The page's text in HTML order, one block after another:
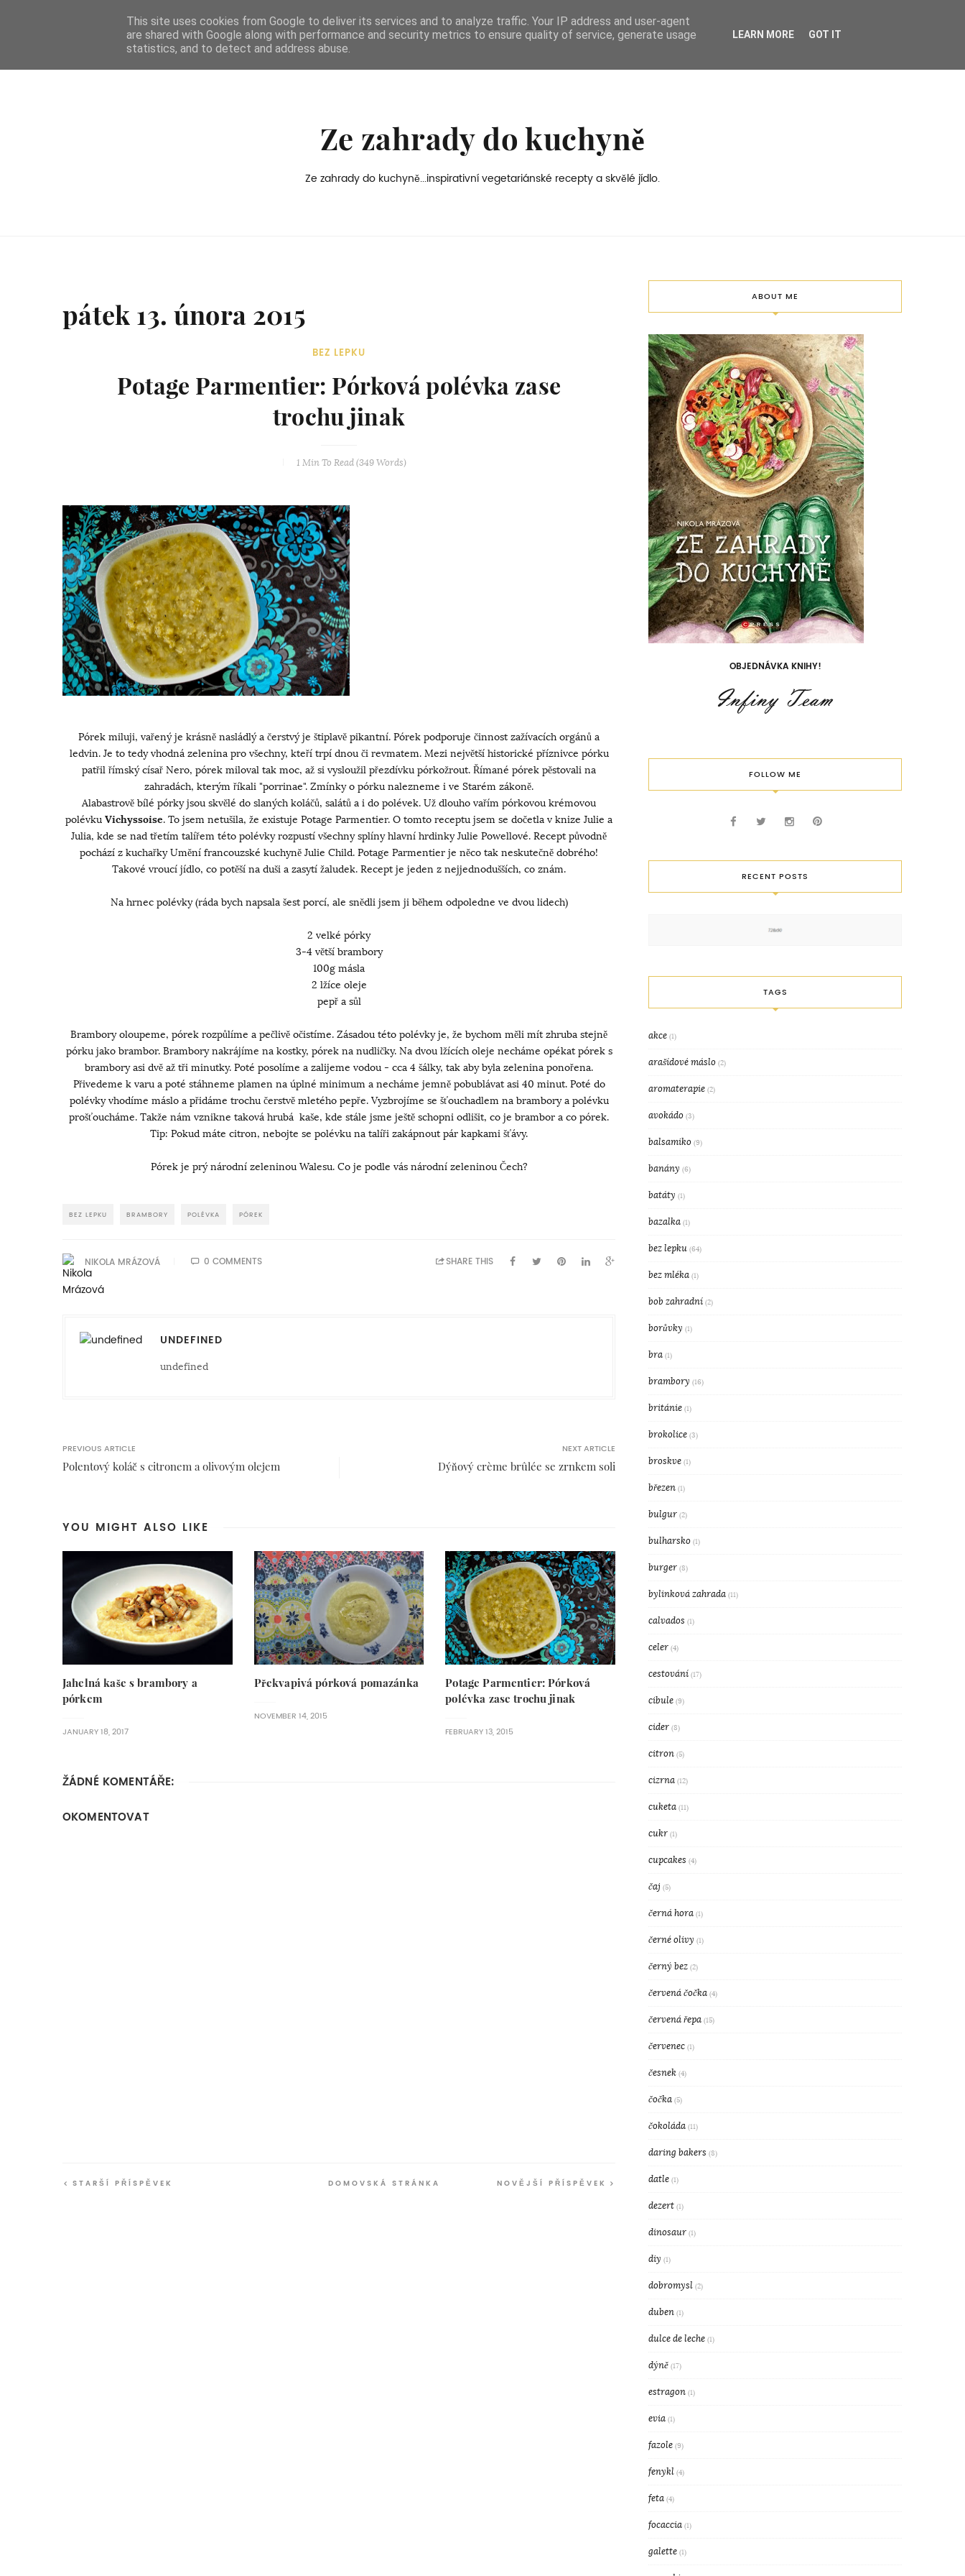
BOXEDVERSION
Ze zahrady do kuchyně
Ze zahrady do kuchyně...inspirativní vegetariánské recepty a skvělé jídlo.
pátek 13. února 2015
BEZ LEPKU
Potage Parmentier: Pórková polévka zase
trochu jinak
1 MinTo Read (349Words)
Pórek miluji, vařený je krásně nasládlý a čerstvý je štiplavě pikantní. Pórek podporuje činnost zažívacích orgánů a
ledvin. Je to tedy vhodná zelenina pro všechny, kteří trpí dnou či revmatem. Mezi největší historické příznivce pórku
patřil římský císař Nero, pórek miloval tak moc, až si vysloužil přezdívku pórkožrout. Římané pórek pěstovali na
zahradách, kterým říkali "porrinae". Zmínky o pórku nalezneme i ve Starém zákoně.
Alabastrově bílé pórky jsou skvělé do slaných koláčů, salátů a i do polévek. Už dlouho vařím pórkovou krémovou
polévku Vichyssoise. To jsem netušila, že existuje Potage Parmentier. O tomto receptu jsem se dočetla v knize Julie a
Julia, kde se nad třetím talířem této polévky rozpustí všechny splíny hlavní hrdinky Julie Powellové. Recept původně
pochází z kuchařky Umění francouzské kuchyně Julie Child. Potage Parmentier je něco tak neskutečně dobrého!
Takové vroucí jídlo, co potěší na duši a zasytí žaludek. Recept je jeden z nejjednodušších, co znám.
Na hrnec polévky (ráda bych napsala šest porcí, ale snědli jsem ji během odpoledne ve dvou lidech)
2 velké pórky
3-4 větší brambory
100g másla
2 lžíce oleje
pepř a sůl
Brambory oloupeme, pórek rozpůlíme a pečlivě očistíme. Zásadou této polévky je, že bychom měli mít zhruba stejně
pórku jako brambor. Brambory nakrájíme na kostky, pórek na nudličky. Na dvou lžících oleje necháme opékat pórek s
brambory asi dvě až tři minutky. Poté posolíme a zalijeme vodou - cca 4 šálky, tak aby byla zelenina ponořena.
Přivedeme k varu a poté stáhneme plamen na úplné minimum a necháme jemně pobublávat asi 40 minut. Poté do
polévky vhodíme máslo a přidáme trochu čerstvě mletého pepře. Vyzbrojíme se šťouchadlem na brambory a polévku
prošťoucháme. Takže nám vznikne taková hrubá kaše, kde stále jsme ještě schopni odlišit, co je brambor a co pórek.
Tip: Pokud máte citron, nebojte se polévku na talíři zakápnout pár kapkami šťávy.
Pórek je prý národní zeleninou Walesu. Co je podle vás národní zeleninou Čech?
BEZ LEPKU BRAMBORY POLÉVKA PÓREK
NIKOLA MRÁZOVÁ 0 COMMENTS SHARE THIS
UNDEFINED
undefined
PREVIOUS ARTICLE
Polentový koláč s citronem a olivovým olejem
NEXT ARTICLE
Dýňový crème brûlée se zrnkem soli
YOU MIGHT ALSO LIKE
Jahelná kaše s brambory a
pórkem
JANUARY 18, 2017
Překvapivá pórková pomazánka
NOVEMBER 14, 2015
Potage Parmentier: Pórková
polévka zase trochu jinak
FEBRUARY 13, 2015
ŽÁDNÉ KOMENTÁŘE:
OKOMENTOVAT
NOVĚJŠÍ PŘÍSPĚVEK
STARŠÍ PŘÍSPĚVEK DOMOVSKÁ STRÁNKA
ABOUT ME
OBJEDNÁVKA KNIHY!
FOLLOW ME
RECENT POSTS
TAGS
akce (1)
arašídové máslo (2)
aromaterapie (2)
avokádo (3)
balsamiko (9)
banány (6)
batáty (1)
bazalka (1)
bez lepku (64)
bez mléka (1)
bob zahradní (2)
borůvky (1)
bra (1)
brambory (16)
británie (1)
brokolice (3)
broskve (1)
březen (1)
bulgur (2)
bulharsko (1)
burger (8)
bylinková zahrada (11)
calvados (1)
celer (4)
cestování (17)
cibule (9)
cider (8)
citron (5)
cizrna (12)
cuketa (11)
cukr (1)
cupcakes (4)
čaj (5)
černá hora (1)
černé olivy (1)
černý bez (2)
červená čočka (4)
červená řepa (15)
červenec (1)
česnek (4)
čočka (5)
čokoláda (11)
daring bakers (8)
datle (1)
dezert (1)
dinosaur (1)
diy (1)
dobromysl (2)
duben (1)
dulce de leche (1)
dýně (17)
estragon (1)
evia (1)
fazole (9)
fenykl (4)
feta (4)
focaccia (1)
galette (1)
This site uses cookies from Google to deliver its services and to analyze traffic. Your IP address and user-agent
are shared with Google along with performance and security metrics to ensure quality of service, generate usage
statistics, and to detect and address abuse.
LEARN MORE GOT IT